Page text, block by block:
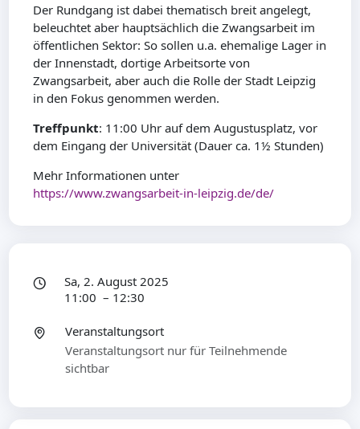
Der Rundgang ist dabei thematisch breit angelegt,
beleuchtet aber hauptsächlich die Zwangsarbeit im
öffentlichen Sektor: So sollen u.a. ehemalige Lager in
der Innenstadt, dortige Arbeitsorte von
Zwangsarbeit, aber auch die Rolle der Stadt Leipzig
in den Fokus genommen werden.
Treffpunkt: 11:00 Uhr auf dem Augustusplatz, vor
dem Eingang der Universität (Dauer ca. 1½ Stunden)
Mehr Informationen unter
https://www.zwangsarbeit-in-leipzig.de/de/
Sa, 2. August 2025
11:00 – 12:30
Veranstaltungsort
Veranstaltungsort nur für Teilnehmende
sichtbar